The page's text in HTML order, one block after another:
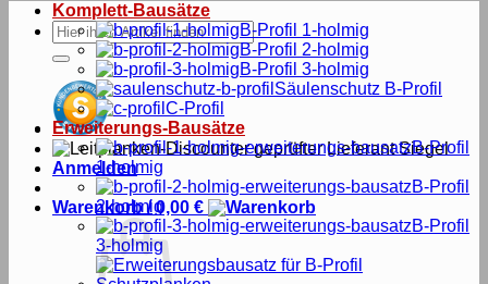
Suche
nach:
Anmelden
Warenkorb /0,00 €
Komplett-Bausätze
B-Profil 1-holmig
B-Profil 2-holmig
B-Profil 3-holmig
Säulenschutz B-Profil
C-Profil
Erweiterungs-Bausätze
B-Profil
1-holmig
B-Profil
2-holmig
B-Profil
3-holmig